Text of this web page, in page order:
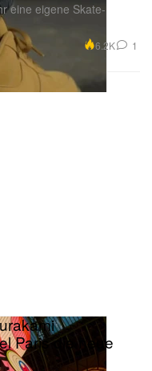
eine eigene Skate-
6.2K 1
Paris die neue